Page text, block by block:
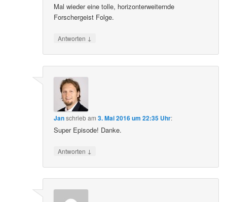
Mal wieder eine tolle, horizonterweiternde
Forschergeist Folge.
Antworten ↓
Janschriebam3. Mai 2016 um 22:35 Uhr:
Super Episode! Danke.
Antworten ↓